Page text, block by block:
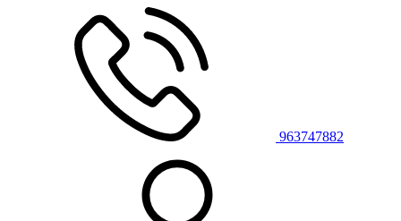
963747882